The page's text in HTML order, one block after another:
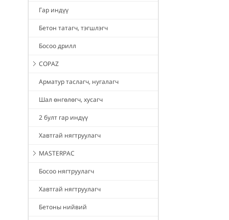
Гар индүү
Бетон татагч, тэгшлэгч
Босоо дрилл
COPAZ
Арматур таслагч, нугалагч
Шал өнгөлөгч, хусагч
2 булт гар индүү
Хавтгай нягтруулагч
MASTERPAC
Босоо нягтруулагч
Хавтгай нягтруулагч
Бетоны нийвий